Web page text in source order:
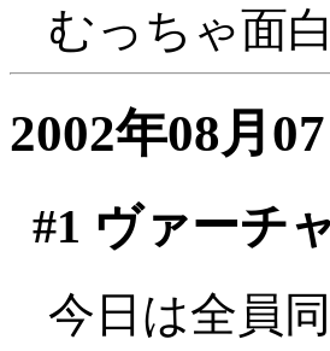
むっちゃ面
2002年08月
#1 ヴァーチ
今日は全員